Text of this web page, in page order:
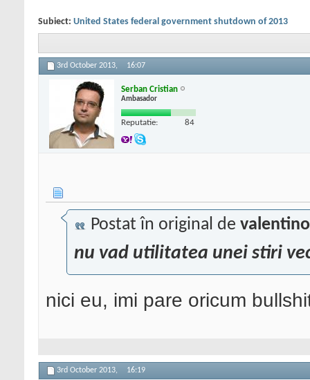
Subiect: United States federal government shutdown of 2013
3rd October 2013, 16:07
Serban Cristian
Ambasador
Reputatie: 84
Postat în original de valentino
nu vad utilitatea unei stiri
nici eu, imi pare oricum
3rd October 2013, 16:19